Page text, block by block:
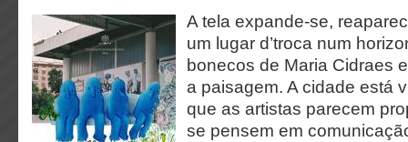
A tela expande-se,
um lugar d’troca num
bonecos de Maria Cidraes
a paisagem. A cidade está
que as artistas parecem
se pensem em